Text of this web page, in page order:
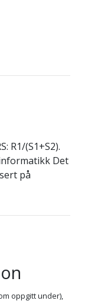
R1/(S1+S2).
Det
på
oppgitt under),